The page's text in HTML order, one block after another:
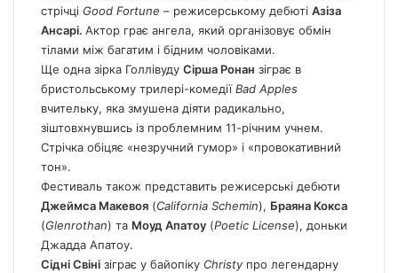
стрічці Good Fortune – режисерському дебюті Азіза
Ансарі. Актор грає ангела, який організовує обмін
тілами між багатим і бідним чоловіками.
Ще одна зірка Голлівуду Сірша Ронан зіграє в
бристольському трилері-комедіїBad Apples
вчительку, яка змушена діяти радикально,
зіштовхнувшись із проблемним 11-річним учнем.
Стрічка обіцяє «незручний гумор» і «провокативний
тон».
Фестиваль також представить режисерські дебюти
Джеймса Макевоя (California Schemin), Браяна Кокса
(Glenrothan) та Моуд Апатоу (Poetic License), доньки
Джадда Апатоу.
Сідні Свіні зіграє у байопіку Christy про легендарну